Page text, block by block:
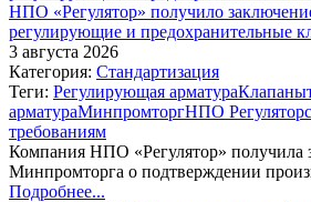
НПО «Регулятор» получило
регулирующие и предохранительные
3 августа 2026
Категория: Стандартизация
Теги: Регулирующая арматураКлапаны
арматураМинпромторгНПО Регулятор
требованиям
Компания НПО «Регулятор» получила
Минпромторга о подтверждении
Подробнее...